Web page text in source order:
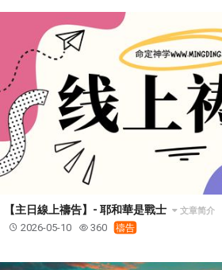
【主日線上禱告】- 耶和華是戰士 文章简介
2026-05-10 360 禱告